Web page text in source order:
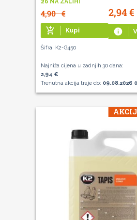
4,90€ 2,94€
add_shopping_cart Kupi info
Šifra: K2-G450
Najniža cijena u zadnjih 30 dana:
2,94 €
Trenutna akcija traje do: 09.08.2026